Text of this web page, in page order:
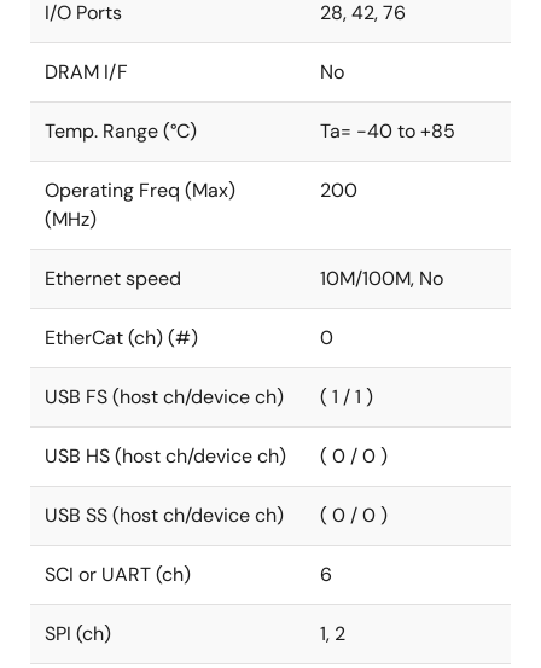
I/O Ports 28, 42, 76
DRAM I/F No
Temp. Range (°C) Ta= -40 to +85
Operating Freq (Max)
(MHz)
200
Ethernet speed 10M/100M, No
EtherCat (ch) (#) 0
USB FS (host ch/device ch) ( 1 / 1 )
USB HS (host ch/device ch) ( 0 / 0 )
USB SS (host ch/device ch) ( 0 / 0 )
SCI or UART (ch) 6
SPI (ch) 1, 2